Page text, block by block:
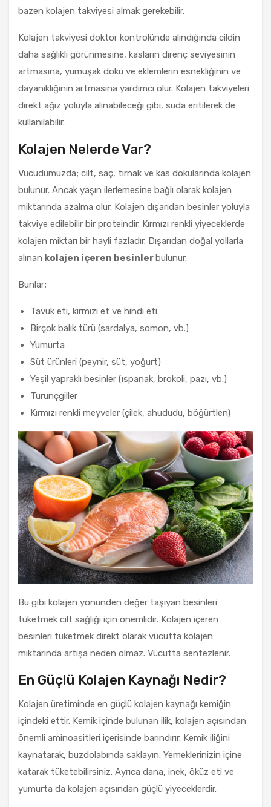
bazen kolajen takviyesi almak gerekebilir.
Kolajen takviyesi doktor kontrolünde alındığında cildin
daha sağlıklı görünmesine, kasların direnç seviyesinin
artmasına, yumuşak doku ve eklemlerin esnekliğinin ve
dayanıklığının artmasına yardımcı olur. Kolajen takviyeleri
direkt ağız yoluyla alınabileceği gibi, suda eritilerek de
kullanılabilir.
Kolajen Nelerde Var?
Vücudumuzda; cilt, saç, tırnak ve kas dokularında kolajen
bulunur. Ancak yaşın ilerlemesine bağlı olarak kolajen
miktarında azalma olur. Kolajen dışarıdan besinler yoluyla
takviye edilebilir bir proteindir. Kırmızı renkli yiyeceklerde
kolajen miktarı bir hayli fazladır. Dışarıdan doğal yollarla
alınan kolajen içeren besinlerbulunur.
Bunlar;
Tavuk eti, kırmızı et ve hindi eti
Birçok balık türü (sardalya, somon, vb.)
Yumurta
Süt ürünleri (peynir, süt, yoğurt)
Yeşil yapraklı besinler (ıspanak, brokoli, pazı, vb.)
Turunçgiller
Kırmızı renkli meyveler (çilek, ahududu, böğürtlen)
Bu gibi kolajen yönünden değer taşıyan besinleri
tüketmek cilt sağlığı için önemlidir. Kolajen içeren
besinleri tüketmek direkt olarak vücutta kolajen
miktarında artışa neden olmaz. Vücutta sentezlenir.
En Güçlü Kolajen Kaynağı Nedir?
Kolajen üretiminde en güçlü kolajen kaynağı kemiğin
içindeki ettir. Kemik içinde bulunan ilik, kolajen açısından
önemli aminoasitleri içerisinde barındırır. Kemik iliğini
kaynatarak, buzdolabında saklayın. Yemeklerinizin içine
katarak tüketebilirsiniz. Ayrıca dana, inek, öküz eti ve
yumurta da kolajen açısından güçlü yiyeceklerdir.